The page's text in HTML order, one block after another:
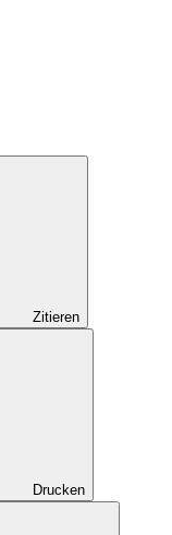
Zitieren
Drucken